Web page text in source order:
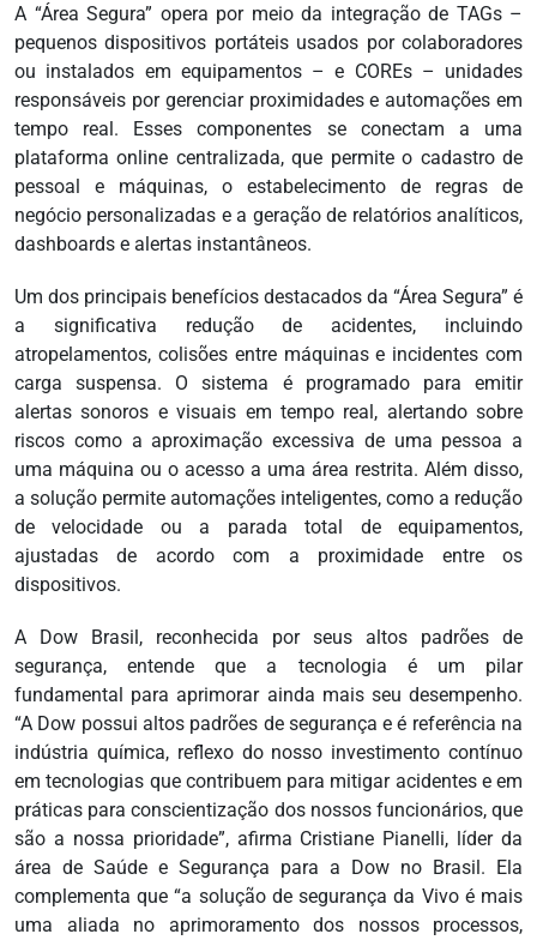
A “Área Segura” opera por meio da integração de TAGs –
pequenos dispositivos portáteis usados por colaboradores
ou instalados em equipamentos – e COREs – unidades
responsáveis por gerenciar proximidades e automações em
tempo real. Esses componentes se conectam a uma
plataforma online centralizada, que permite o cadastro de
pessoal e máquinas, o estabelecimento de regras de
negócio personalizadas e a geração de relatórios analíticos,
dashboards e alertas instantâneos.
Um dos principais benefícios destacados da “Área Segura” é
a significativa redução de acidentes, incluindo
atropelamentos, colisões entre máquinas e incidentes com
carga suspensa. O sistema é programado para emitir
alertas sonoros e visuais em tempo real, alertando sobre
riscos como a aproximação excessiva de uma pessoa a
uma máquina ou o acesso a uma área restrita. Além disso,
a solução permite automações inteligentes, como a redução
de velocidade ou a parada total de equipamentos,
ajustadas de acordo com a proximidade entre os
dispositivos.
A Dow Brasil, reconhecida por seus altos padrões de
segurança, entende que a tecnologia é um pilar
fundamental para aprimorar ainda mais seu desempenho.
“A Dow possui altos padrões de segurança e é referência na
indústria química, reflexo do nosso investimento contínuo
em tecnologias que contribuem para mitigar acidentes e em
práticas para conscientização dos nossos funcionários, que
são a nossa prioridade”, afirma Cristiane Pianelli, líder da
área de Saúde e Segurança para a Dow no Brasil. Ela
complementa que “a solução de segurança da Vivo é mais
uma aliada no aprimoramento dos nossos processos,